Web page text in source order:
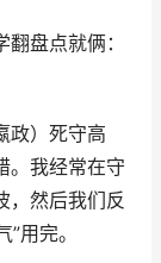
盘点就俩：
政）死守高
。我经常在守
，然后我们反
用完。